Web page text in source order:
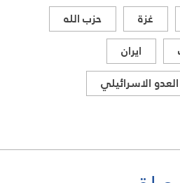
غزة
حزب الله
ايران
العدو الاسرائيلي